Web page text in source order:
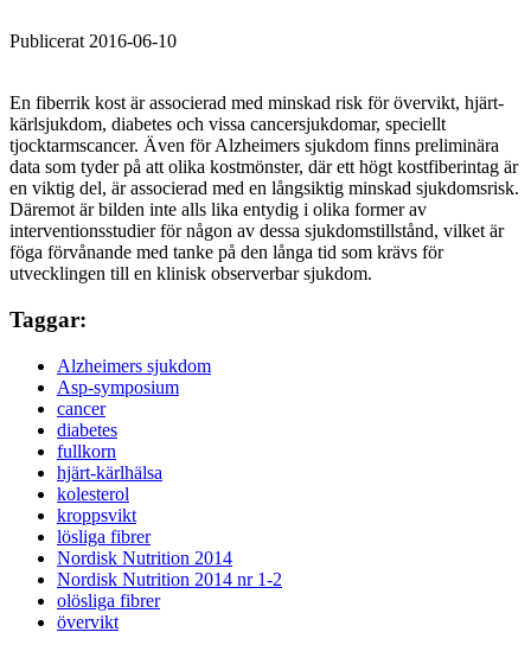
Publicerat 2016-06-10
En fiberrik kost är associerad med minskad risk för övervikt, hjärt-
kärlsjukdom, diabetes och vissa cancersjukdomar, speciellt
tjocktarmscancer. Även för Alzheimers sjukdom finns preliminära
data som tyder på att olika kostmönster, där ett högt kostfiberintag är
en viktig del, är associerad med en långsiktig minskad sjukdomsrisk.
Däremot är bilden inte alls lika entydig i olika former av
interventionsstudier för någon av dessa sjukdomstillstånd, vilket är
föga förvånande med tanke på den långa tid som krävs för
utvecklingen till en klinisk observerbar sjukdom.
Taggar:
Alzheimers sjukdom
Asp-symposium
cancer
diabetes
fullkorn
hjärt-kärlhälsa
kolesterol
kroppsvikt
lösliga fibrer
Nordisk Nutrition 2014
Nordisk Nutrition 2014 nr 1-2
olösliga fibrer
övervikt